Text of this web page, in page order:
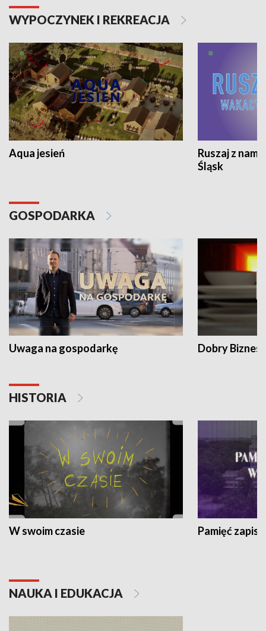
WYPOCZYNEK I REKREACJA
Aqua jesień
Ruszaj z
Śląsk
GOSPODARKA
Uwaga na gospodarkę Dobry Biznes
HISTORIA
W swoim czasie Pamięć
NAUKA I EDUKACJA